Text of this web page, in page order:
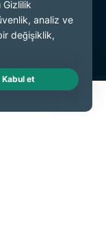
Live Chat